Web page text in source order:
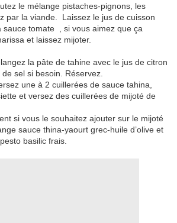
le mélange pistaches-pignons, les
par la viande. Laissez le jus de cuisson
sauce tomate , si vous aimez que ça
et laissez mijoter.
la pâte de tahine avec le jus de citron
sel si besoin. Réservez.
une à 2 cuillerées de sauce tahina,
et versez des cuillerées de mijoté de
si vous le souhaitez ajouter sur le mijoté
sauce thina-yaourt grec-huile d’olive et
basilic frais.